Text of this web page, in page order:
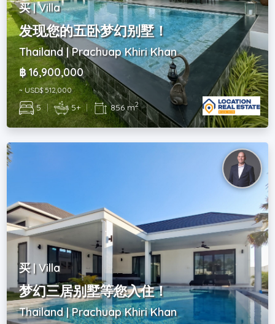
买 | Villa
发现您的五卧梦幻别墅！
Thailand | Prachuap Khiri Khan
฿ 16,900,000
~ USD$ 512,000
5 | 5+ | 856 m2
买 | Villa
梦幻三居别墅等您入住！
Thailand | Prachuap Khiri Khan